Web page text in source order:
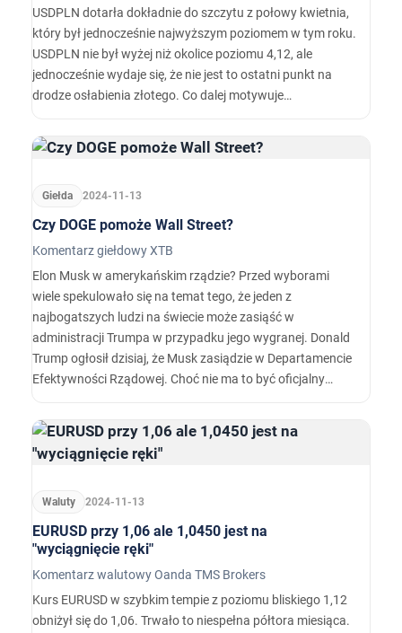
USDPLN dotarła dokładnie do szczytu z połowy kwietnia,
który był jednocześnie najwyższym poziomem w tym roku.
USDPLN nie był wyżej niż okolice poziomu 4,12, ale
jednocześnie wydaje się, że nie jest to ostatni punkt na
drodze osłabienia złotego. Co dalej motywuje
Amerykański dolar umacnia się praktycznie na każdej
możliwej parze walutowej.…
Giełda 2024-11-13
Czy DOGE pomoże Wall Street?
Komentarz giełdowy XTB
Elon Musk w amerykańskim rządzie? Przed wyborami
wiele spekulowało się na temat tego, że jeden z
najbogatszych ludzi na świecie może zasiąść w
administracji Trumpa w przypadku jego wygranej. Donald
Trump ogłosił dzisiaj, że Musk zasiądzie w Departamencie
Efektywności Rządowej. Choć nie ma to być oficjalny
współpracownikami ma być ciałem doradczym dla
Trumpa oraz rządu.…
Waluty 2024-11-13
EURUSD przy 1,06 ale 1,0450 jest na
"wyciągnięcie ręki"
Komentarz walutowy Oanda TMS Brokers
Kurs EURUSD w szybkim tempie z poziomu bliskiego 1,12
obniżył się do 1,06. Trwało to niespełna półtora miesiąca.